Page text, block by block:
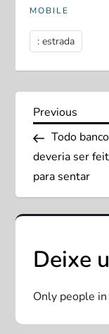
MOBILE
: estrada
N
a
v
e
g
a
ç
Previous
Post
Previous
Todo banco
deveria ser
para sentar
Deixe
Only people